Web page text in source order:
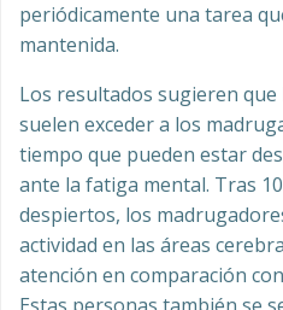
periódicamente una tarea
mantenida.
Los resultados sugieren
suelen exceder a los
tiempo que pueden estar
ante la fatiga mental. Tras
despiertos, los
actividad en las áreas
atención en comparación